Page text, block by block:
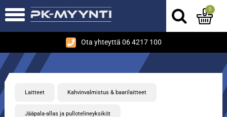
Ota yhteyttä 06 4217 100
0
Laitteet Kahvinvalmistus & baarilaitteet
Jääpala-allas ja pullotelineyksiköt